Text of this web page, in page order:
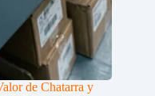
de Chatarra y